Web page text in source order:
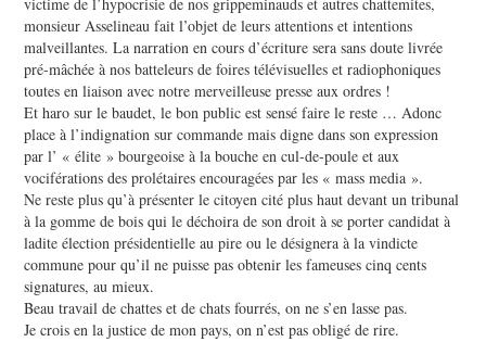
victime de l’hypocrisie de nos grippeminauds et autres chattemites,
monsieur Asselineau fait l’objet de leurs attentions et intentions
malveillantes. La narration en cours d’écriture sera sans doute livrée
pré-mâchée à nos batteleurs de foires télévisuelles et radiophoniques
toutes en liaison avec notre merveilleuse presse aux ordres !
Et haro sur le baudet, le bon public est sensé faire le reste … Adonc
place à l’indignation sur commande mais digne dans son expression
par l’ « élite » bourgeoise à la bouche en cul-de-poule et aux
vociférations des prolétaires encouragées par les « mass media ».
Ne reste plus qu’à présenter le citoyen cité plus haut devant un tribunal
à la gomme de bois qui le déchoira de son droit à se porter candidat à
ladite élection présidentielle au pire ou le désignera à la vindicte
commune pour qu’il ne puisse pas obtenir les fameuses cinq cents
signatures, au mieux.
Beau travail de chattes et de chats fourrés, on ne s’en lasse pas.
Je crois en la justice de mon pays, on n’est pas obligé de rire.